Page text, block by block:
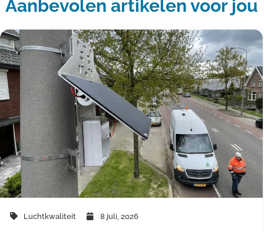
Aanbevolen artikelen voor jou
Luchtkwaliteit 8 juli, 2026